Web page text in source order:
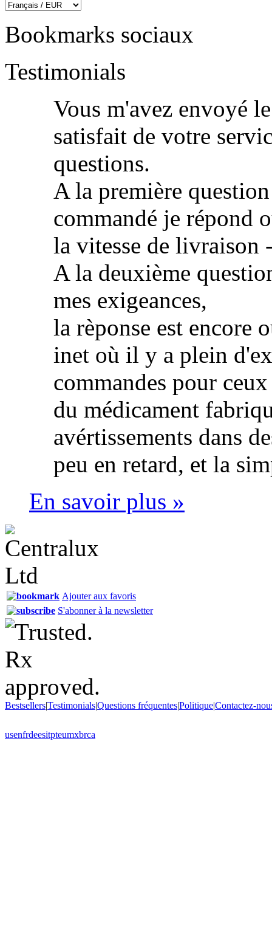
Bookmarks sociaux
Testimonials
Vous m'avez envoyé
satisfait de votre
questions.
A la première
commandé je répond
la vitesse de livraison
A la deuxième
mes exigeances,
la rèponse est encore
inet où il y a plein
commandes pour
du médicament
avértissements dans
peu en retard, et la
En savoir plus »
Ajouter aux favoris
S'abonner à la newsletter
Bestsellers|Testimonials|Questions fréquentes|Politique|Contactez-
usenfrdeesitpteumxbrca